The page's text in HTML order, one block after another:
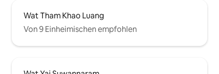
Wat Tham Khao Luang
Von 9 Einheimischen empfohlen